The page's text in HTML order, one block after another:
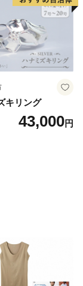
キリング
43,000円